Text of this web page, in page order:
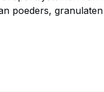
poeders,
toonaangevend